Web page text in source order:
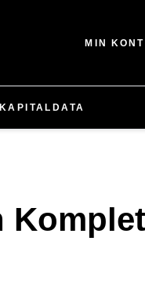
MIN
KAPITAL DATA
Komplet